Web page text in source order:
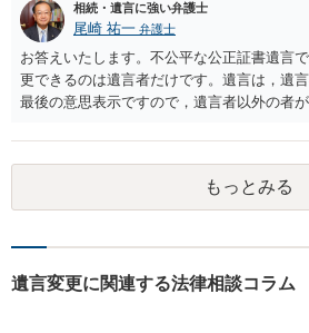
相続・遺言に強い弁護士
尾崎 祐一 弁護士
お答えいたします。不公平な公正証書遺言
更できるのは遺言者だけです。遺言は，遺
最後の意思表示ですので，遺言者以外の者
とはできないのです。
もっとみる
遺言変更に関連する法律相談コラム